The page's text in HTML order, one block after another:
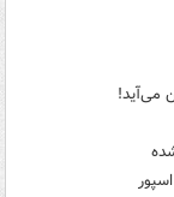
می‌آید!